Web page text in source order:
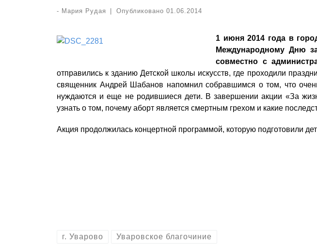
- Мария Рудая Опубликовано 01.06.2014
1 июня 2014 года в
Международному Дню
совместно с
отправились к зданию Детской школы искусств, где проходили
священник Андрей Шабанов напомнил собравшимся о том, что
нуждаются и еще не родившиеся дети. В завершении акции «За
узнать о том, почему аборт является смертным грехом и какие
Акция продолжилась концертной программой, которую подготовили
г. Уварово Уваровское благочиние